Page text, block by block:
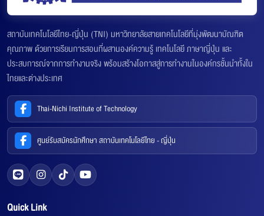
สถาบันเทคโนโลยีไทย-ญี่ปุ่น (TNI) มหาวิทยาลัยสายเทคโนโลยีที่มุ่งพัฒนาบัณฑิต
คุณภาพ ด้วยการเรียนการสอนที่ผสานองค์ความรู้ เทคโนโลยี ภาษาญี่ปุ่น และ
ประสบการณ์จากการทำงานจริง พร้อมสร้างโอกาสสู่การทำงานในองค์กรชั้นนำทั้งใน
ไทยและต่างประเทศ
Thai-Nichi Institute of Technology
ศูนย์รับสมัครนักศึกษา สถาบันเทคโนโลยีไทย - ญี่ปุ่น
Quick Link